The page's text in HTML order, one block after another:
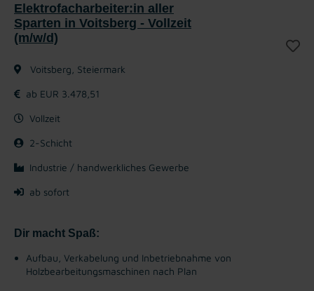
Elektrofacharbeiter:in aller
Sparten in Voitsberg - Vollzeit
(m/w/d)
Voitsberg, Steiermark
ab EUR 3.478,51
Vollzeit
2-Schicht
Industrie / handwerkliches Gewerbe
ab sofort
Dir macht Spaß:
Aufbau, Verkabelung und Inbetriebnahme von
Holzbearbeitungsmaschinen nach Plan